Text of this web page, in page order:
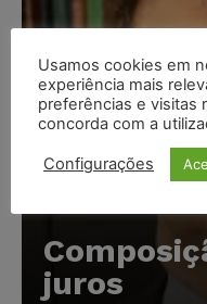
juros
Usamos cookies em
experiência mais
preferências e visitas
concorda com a
Configurações